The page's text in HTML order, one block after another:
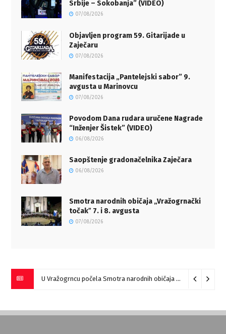
Srbije – Sokobanja” (VIDEO)
07/08/2026
Objavljen program 59. Gitarijade u
Zaječaru
07/08/2026
Manifestacija „Pantelejski sabor” 9.
avgusta u Marinovcu
07/08/2026
Povodom Dana rudara uručene Nagrade
“Inženjer Šistek” (VIDEO)
06/08/2026
Saopštenje gradonačelnika Zaječara
06/08/2026
Smotra narodnih običaja „Vražogrnački
točakˮ 7. i 8. avgusta
07/08/2026
U Vražogrncu počela Smotra narodnih običaja „Vražogrnački točak“